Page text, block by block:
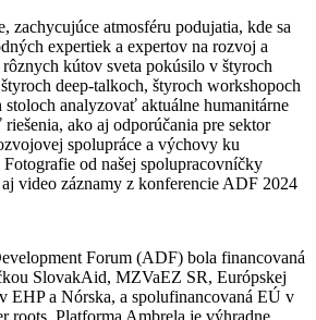
zachycujúce atmosféru podujatia, kde sa
expertiek a expertov na rozvoj a
kútov sveta pokúsilo v štyroch
deep-talkoch, štyroch workshopoch
analyzovať aktuálne humanitárne
ako aj odporúčania pre sektor
spolupráce a výchovy ku
od našej spolupracovníčky
video záznamy z konferencie ADF 2024
Forum (ADF) bola financovaná
SlovakAid, MZVaEZ SR, Európskej
EHP a Nórska, a spolufinancovaná EÚ v
roots. Platforma Ambrela je výhradne